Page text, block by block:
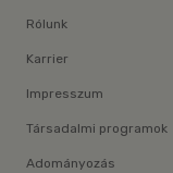
Rólunk
Karrier
Impresszum
Társadalmi programok
Adományozás